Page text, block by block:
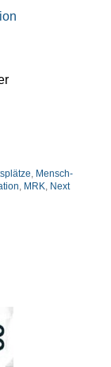
, Mensch-
, MRK, Next